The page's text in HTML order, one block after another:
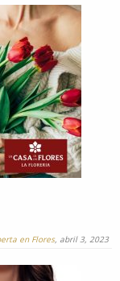
en Flores, abril 3, 2023